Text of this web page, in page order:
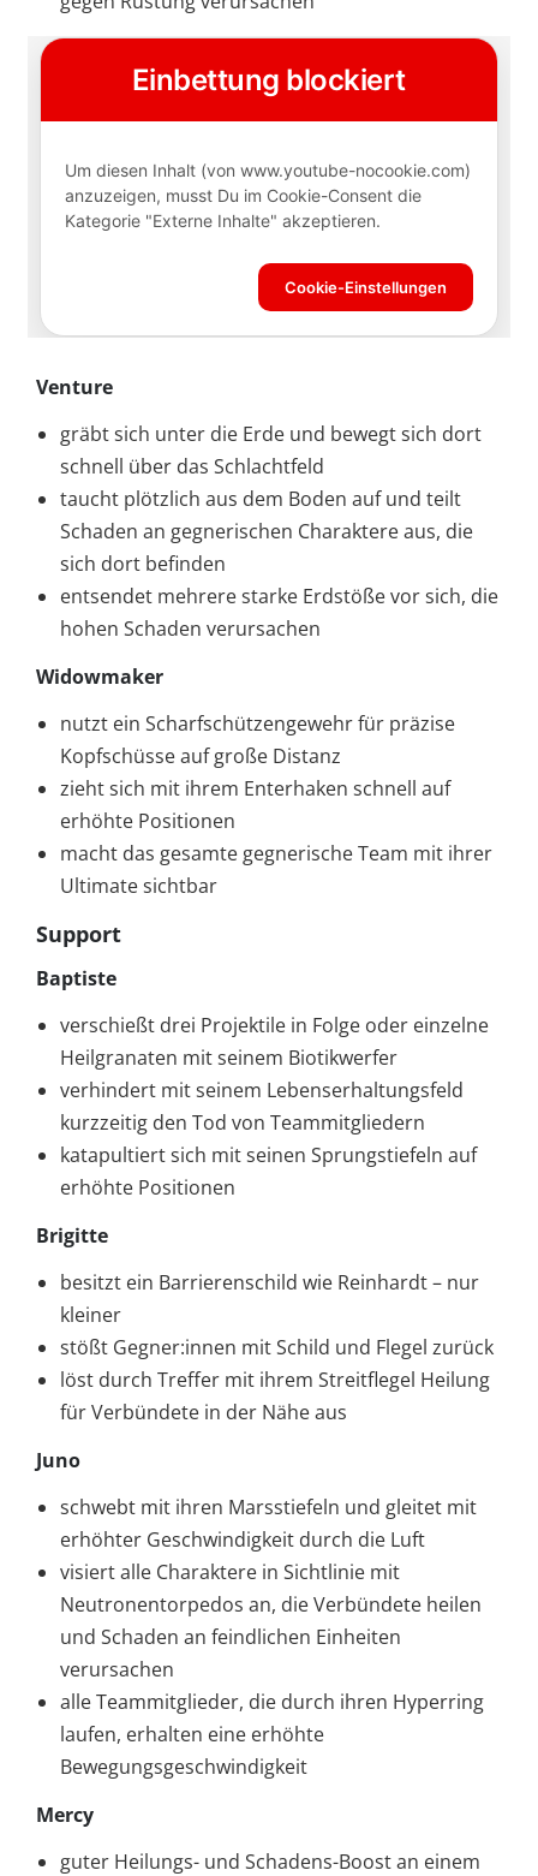
Venture
gräbt sich unter die Erde und bewegt sich dort
schnell über das Schlachtfeld
taucht plötzlich aus dem Boden auf und teilt
Schaden an gegnerischen Charaktere aus, die
sich dort befinden
entsendet mehrere starke Erdstöße vor sich, die
hohen Schaden verursachen
Widowmaker
nutzt ein Scharfschützengewehr für präzise
Kopfschüsse auf große Distanz
zieht sich mit ihrem Enterhaken schnell auf
erhöhte Positionen
macht das gesamte gegnerische Team mit ihrer
Ultimate sichtbar
Support
Baptiste
verschießt drei Projektile in Folge oder einzelne
Heilgranaten mit seinem Biotikwerfer
verhindert mit seinem Lebenserhaltungsfeld
kurzzeitig den Tod von Teammitgliedern
katapultiert sich mit seinen Sprungstiefeln auf
erhöhte Positionen
Brigitte
besitzt ein Barrierenschild wie Reinhardt – nur
kleiner
stößt Gegner:innen mit Schild und Flegel zurück
löst durch Treffer mit ihrem Streitflegel Heilung
für Verbündete in der Nähe aus
Juno
schwebt mit ihren Marsstiefeln und gleitet mit
erhöhter Geschwindigkeit durch die Luft
visiert alle Charaktere in Sichtlinie mit
Neutronentorpedos an, die Verbündete heilen
und Schaden an feindlichen Einheiten
verursachen
alle Teammitglieder, die durch ihren Hyperring
laufen, erhalten eine erhöhte
Bewegungsgeschwindigkeit
Mercy
guter Heilungs- und Schadens-Boost an einem